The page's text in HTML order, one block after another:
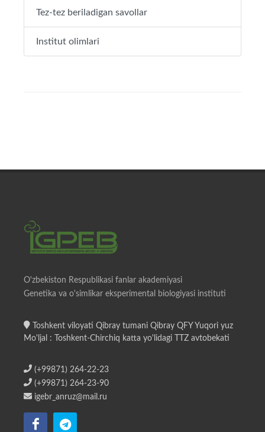
Tez-tez beriladigan savollar
Institut olimlari
O'zbekiston Respublikasi fanlar akademiyasi
Genetika va o'simlikar eksperimental biologiyasi instituti
Toshkent viloyati Qibray tumani Qibray QFY Yuqori yuz
Mo'ljal : Toshkent-Chirchiq katta yo'lidagi TTZ avtobekati
(+99871) 264-22-23
(+99871) 264-23-90
igebr_anruz@mail.ru